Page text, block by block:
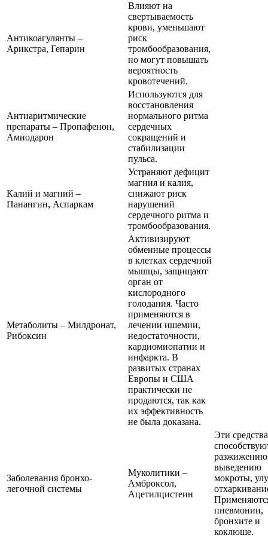
Антикоагулянты –
Арикстра, Гепарин
Влияют на
свертываемость
крови, уменьшают
риск
тромбообразования,
но могут повышать
вероятность
кровотечений.
Антиаритмические
препараты – Пропафенон,
Амиодарон
Используются для
восстановления
нормального ритма
сердечных
сокращений и
стабилизации
пульса.
Калий и магний –
Панангин, Аспаркам
Устраняют дефицит
магния и калия,
снижают риск
нарушений
сердечного ритма и
тромбообразования.
Метаболиты – Милдронат,
Рибоксин
Активизируют
обменные процессы
в клетках сердечной
мышцы, защищают
орган от
кислородного
голодания. Часто
применяются в
лечении ишемии,
недостаточности,
кардиомиопатии и
инфаркта. В
развитых странах
Европы и США
практически не
продаются, так как
их эффективность
не была доказана.
Заболевания бронхо-
легочной системы
Муколитики –
Амброксол,
Ацетилцистеин
Эти средства
выведению
мокроты,
пневмонии,
бронхите и
коклюше.